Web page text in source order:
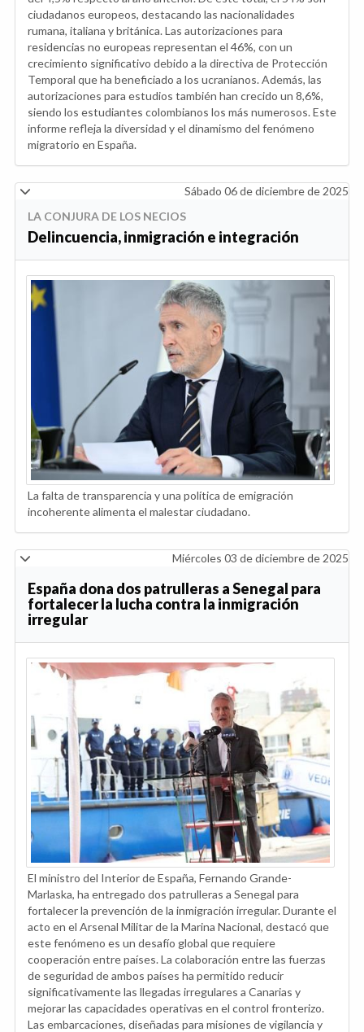
ciudadanos europeos, destacando las nacionalidades
rumana, italiana y británica. Las autorizaciones para
residencias no europeas representan el 46%, con un
crecimiento significativo debido a la directiva de Protección
Temporal que ha beneficiado a los ucranianos. Además, las
autorizaciones para estudios también han crecido un 8,6%,
siendo los estudiantes colombianos los más numerosos. Este
informe refleja la diversidad y el dinamismo del fenómeno
migratorio en España.
Sábado 06 de diciembre de 2025
LA CONJURA DE LOS NECIOS
Delincuencia, inmigración e integración
La falta de transparencia y una política de emigración
incoherente alimenta el malestar ciudadano.
Miércoles 03 de diciembre de 2025
España dona dos patrulleras a Senegal para
fortalecer la lucha contra la inmigración
irregular
El ministro del Interior de España, Fernando Grande-
Marlaska, ha entregado dos patrulleras a Senegal para
fortalecer la prevención de la inmigración irregular. Durante el
acto en el Arsenal Militar de la Marina Nacional, destacó que
este fenómeno es un desafío global que requiere
cooperación entre países. La colaboración entre las fuerzas
de seguridad de ambos países ha permitido reducir
significativamente las llegadas irregulares a Canarias y
mejorar las capacidades operativas en el control fronterizo.
Las embarcaciones, diseñadas para misiones de vigilancia y